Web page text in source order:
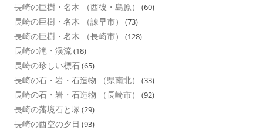
長崎の巨樹・名木 （西彼・島原） (60)
長崎の巨樹・名木 （諌早市） (73)
長崎の巨樹・名木 （長崎市） (128)
長崎の滝・渓流(18)
長崎の珍しい標石(65)
長崎の石・岩・石造物 （県南北） (33)
長崎の石・岩・石造物 （長崎市） (92)
長崎の藩境石と塚 (29)
長崎の西空の夕日 (93)